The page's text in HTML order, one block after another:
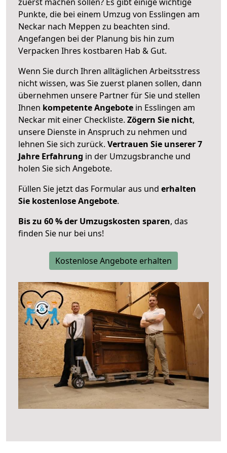
Punkte, die bei einem Umzug von Esslingen am
Neckar nach Meppen zu beachten sind.
Angefangen bei der Planung bis hin zum
Verpacken Ihres kostbaren Hab & Gut.
Wenn Sie durch Ihren alltäglichen Arbeitsstress
nicht wissen, was Sie zuerst planen sollen, dann
übernehmen unsere Partner für Sie und stellen
Ihnen kompetente Angebote in Esslingen am
Neckar mit einer Checkliste. Zögern Sie nicht,
unsere Dienste in Anspruch zu nehmen und
lehnen Sie sich zurück. Vertrauen Sie unserer 7
Jahre Erfahrung in der Umzugsbranche und
holen Sie sich Angebote.
Füllen Sie jetzt das Formular aus und erhalten
Sie kostenlose Angebote.
Bis zu 60 % der Umzugskosten sparen, das
finden Sie nur bei uns!
Kostenlose Angebote erhalten